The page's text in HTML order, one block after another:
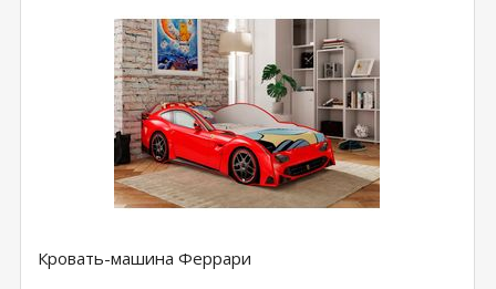
Кровать-машина Феррари